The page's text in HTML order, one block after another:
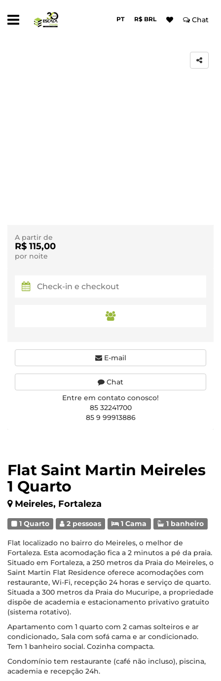
PT R$ BRL Chat
Flat Saint Martin Meireles
1 Quarto
Meireles, Fortaleza
1 Quarto 2 pessoas 1 Cama 1 banheiro
Flat localizado no bairro do Meireles, o melhor de
Fortaleza. Esta acomodação fica a 2 minutos a pé da praia.
Situado em Fortaleza, a 250 metros da Praia do Meireles, o
Saint Martin Flat Residence oferece acomodações com
restaurante, Wi-Fi, recepção 24 horas e serviço de quarto.
Situada a 300 metros da Praia do Mucuripe, a propriedade
dispõe de academia e estacionamento privativo gratuito
(sistema rotativo).
Apartamento com 1 quarto com 2 camas solteiros e ar
condicionado,. Sala com sofá cama e ar condicionado.
Tem 1 banheiro social. Cozinha compacta.
Condomínio tem restaurante (café não incluso), piscina,
academia e recepção 24h.
A partir de
R$ 115,00
por noite
E-mail
Chat
Entre em contato conosco!
85 32241700
85 9 99913886